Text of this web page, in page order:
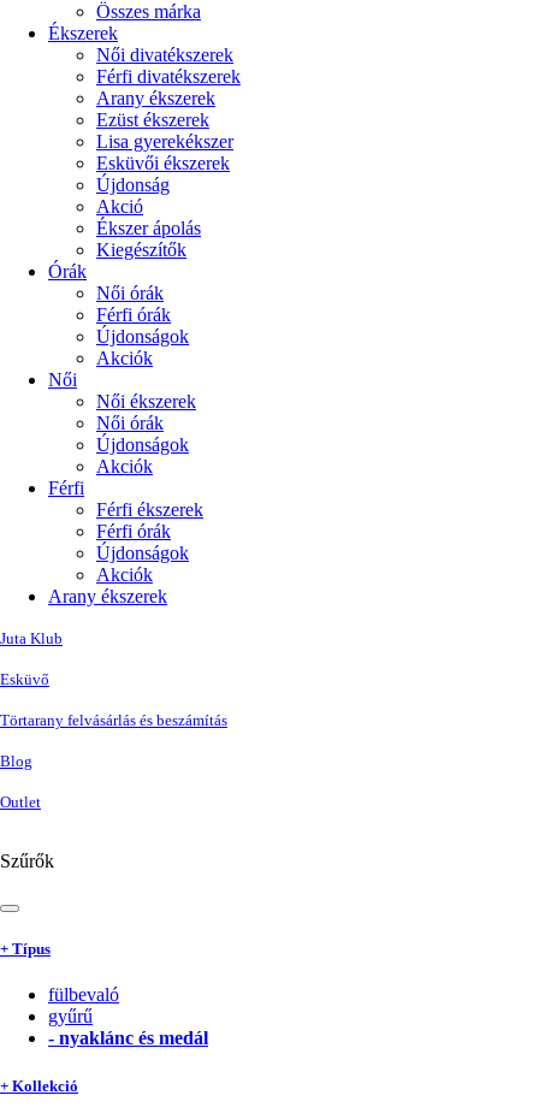
Összes márka
Ékszerek
Női divatékszerek
Férfi divatékszerek
Arany ékszerek
Ezüst ékszerek
Lisa gyerekékszer
Esküvői ékszerek
Újdonság
Akció
Ékszer ápolás
Kiegészítők
Órák
Női órák
Férfi órák
Újdonságok
Akciók
Női
Női ékszerek
Női órák
Újdonságok
Akciók
Férfi
Férfi ékszerek
Férfi órák
Újdonságok
Akciók
Arany ékszerek
Juta Klub
Esküvő
Törtarany felvásárlás és beszámítás
Blog
Outlet
Szűrők
+ Típus
fülbevaló
gyűrű
- nyaklánc és medál
+ Kollekció